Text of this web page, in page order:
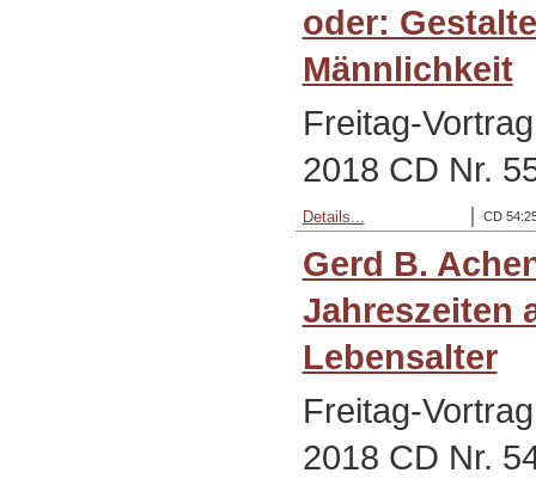
oder:
Männlichkeit
Freitag-
2018 CD Nr.
CD
Details...
Gerd B.
Jahreszeiten
Lebensalter
Freitag-
2018 CD Nr.